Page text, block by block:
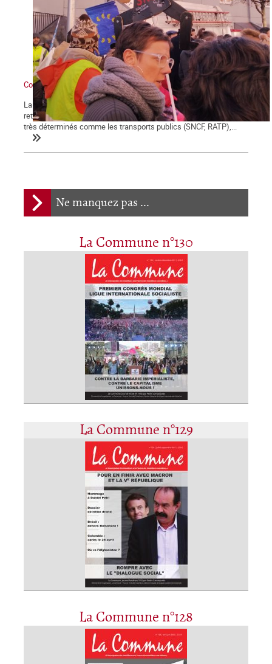
Ne manquez pas ...
La Commune n°130
La Commune n°129
La Commune n°128
Contre Macron et sa réforme des retraites : grève générale !
La démonstration de force des salariés contre la réforme des
retraites engagée le 5 décembre se poursuit et certains secteurs
très déterminés comme les transports publics (SNCF, RATP),...